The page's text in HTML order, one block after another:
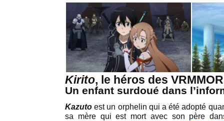
Kirito, le héros des
Un enfant surdoué dans
Kazuto est un orphelin qui a été adopté
sa mère qui est mort avec son père